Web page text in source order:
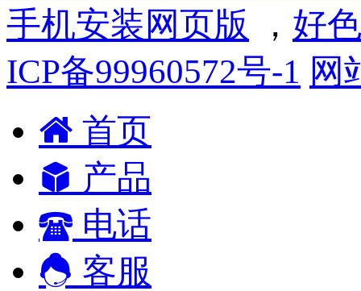
手机安装网页版
， 好
ICP备99960572号-1 网
首页
产品
电话
客服